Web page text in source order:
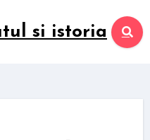
si istoria